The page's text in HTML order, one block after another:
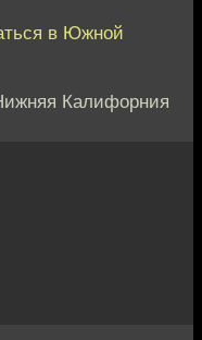
в Южной
Калифорния